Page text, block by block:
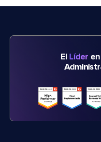
El Líder